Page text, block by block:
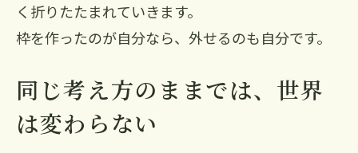
く折りたたまれていきます。
枠を作ったのが自分なら、外せるのも自分です。
同じ考え方のままでは、世界
は変わらない